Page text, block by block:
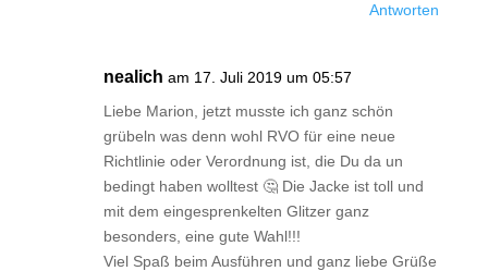
Antworten
nealich am 17. Juli 2019 um 05:57
Liebe Marion, jetzt musste ich ganz schön
grübeln was denn wohl RVO für eine neue
Richtlinie oder Verordnung ist, die Du da un
bedingt haben wolltest 🤔 Die Jacke ist toll und
mit dem eingesprenkelten Glitzer ganz
besonders, eine gute Wahl!!!
Viel Spaß beim Ausführen und ganz liebe Grüße